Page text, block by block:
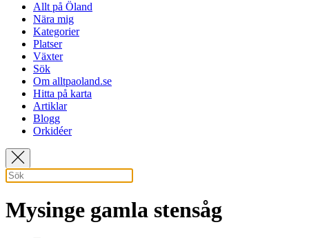
Allt på Öland
Nära mig
Kategorier
Platser
Växter
Sök
Om alltpaoland.se
Hitta på karta
Artiklar
Blogg
Orkidéer
Mysinge gamla stensåg